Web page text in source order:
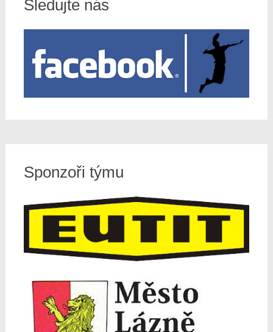
Sledujte nás
Sponzoři týmu